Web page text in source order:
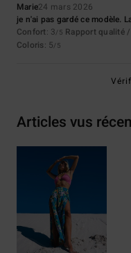
Marie24 mars 2026
je n'ai pas gardé ce modèle.
Confort: 3/5 Rapport qualité
Coloris: 5/5
Articles vus